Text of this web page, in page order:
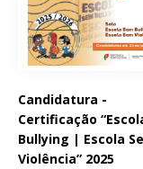
Candidatura -
Certificação
Bullying | Escola
Violência” 2025